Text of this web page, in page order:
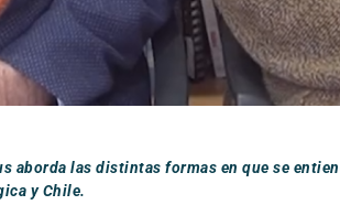
aborda las distintas formas en que se
y Chile.